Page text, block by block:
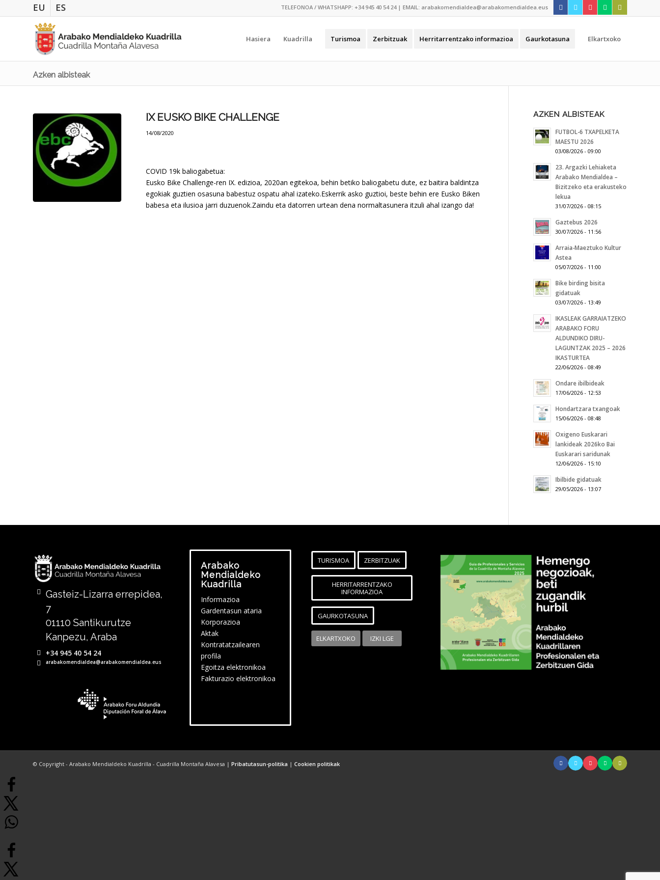
EU ES TELEFONOA / WHATSHAPP: +34 945 40 54 24| EMAIL: arabakomendialdea@arabakomendialdea.eus
Hasiera Kuadrilla Turismoa Zerbitzuak Herritarrentzako informazioa Gaurkotasuna Elkartxoko
Azken albisteak
IX EUSKO BIKE CHALLENGE
14/08/2020
COVID 19k baliogabetua:
Eusko Bike Challenge-ren IX. edizioa, 2020an egitekoa, behin betiko baliogabetu dute, ez baitira baldintza
egokiak guztien osasuna babestuz ospatu ahal izateko.Eskerrik asko guztioi, beste behin ere Eusko Biken
babesa eta ilusioa jarri duzuenok.Zaindu eta datorren urtean dena normaltasunera itzuli ahal izango da!
AZKEN ALBISTEAK
FUTBOL-6 TXAPELKETA
MAESTU 2026
03/08/2026 - 09:00
23. Argazki Lehiaketa
Arabako Mendialdea –
Bizitzeko eta erakusteko
lekua
31/07/2026 - 08:15
Gaztebus 2026
30/07/2026 - 11:56
Arraia-Maeztuko Kultur
Astea
05/07/2026 - 11:00
Bike birding bisita
gidatuak
03/07/2026 - 13:49
IKASLEAK GARRAIATZEKO
ARABAKO FORU
ALDUNDIKO DIRU-
LAGUNTZAK 2025 – 2026
IKASTURTEA
22/06/2026 - 08:49
Ondare ibilbideak
17/06/2026 - 12:53
Hondartzara txangoak
15/06/2026 - 08:48
Oxigeno Euskarari
lankideak 2026ko Bai
Euskarari saridunak
12/06/2026 - 15:10
Ibilbide gidatuak
29/05/2026 - 13:07
Gasteiz-Lizarra errepidea,
7
01110 Santikurutze
Kanpezu, Araba
+34 945 40 54 24
arabakomendialdea@arabakomendialdea.eus
Arabako
Mendialdeko
Kuadrilla
Informazioa
Gardentasun ataria
Korporazioa
Aktak
Kontratatzailearen
profila
Egoitza elektronikoa
Fakturazio elektronikoa
TURISMOA ZERBITZUAK
HERRITARRENTZAKO
INFORMAZIOA
GAURKOTASUNA
ELKARTXOKO IZKI LGE
© Copyright - Arabako Mendialdeko Kuadrilla - Cuadrilla Montaña Alavesa | Pribatutasun-politika | Cookien politikak